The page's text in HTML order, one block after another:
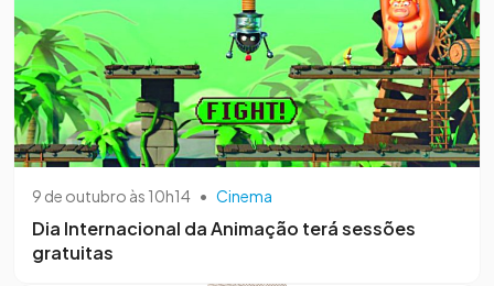
9 de outubro às 10h14 • Cinema
Dia Internacional da Animação terá sessões
gratuitas